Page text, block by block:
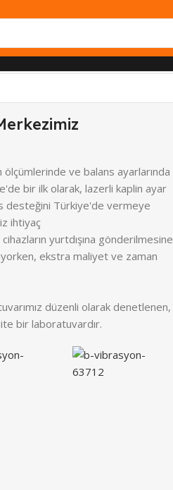
ölçümlerinde ve balans ayarlarında
bir ilk olarak, lazerli kaplin ayar
desteğini Türkiye'de vermeye
ihtiyaç
yurtdışına gönderilmesine
ekstra maliyet ve zaman
düzenli olarak denetlenen,
bir laboratuvardır.